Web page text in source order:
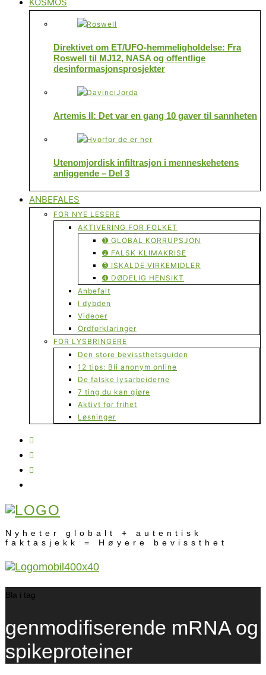
Direktivet om ET/UFO-hemmeligholdelse: Fra
Roswell til MJ12, NASA og offentlige
desinformasjonsprosjekter
Artemis II: Det var en gang 10 gaver til sannheten
Utenomjordisk infiltrasjon i menneskehetens
anliggende – Del 3
ANBEFALES
FOR NYE LESERE
AKTIVERING FOR FOLKET
➊ GLOBAL KORRUPSJON
➋ FALSK KLIMAKRISE
➌ ISKALDE VIRKEMIDLER
➍ DØDELIG HENSIKT
Anbefalt
I dybden
Videoer
Ordforklaringer
FOR LYSBRINGERE
Den store bevissthetsguiden
12 tips: Bli anonym online
De falske lysarbeiderne
7 ting du kan gjøre
Aktivt for frihet
Løsninger
Nyheter globalt + autentisk
faktasjekk = Høyere bevissthet
Bla i tag
genmodifiserende mRNA og
spikeproteiner